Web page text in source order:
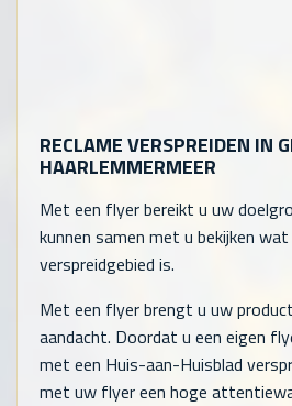
RECLAME VERSPREIDEN IN
HAARLEMMERMEER
Met een flyer bereikt u uw
kunnen samen met u bekijken
verspreidgebied is.
Met een flyer brengt u uw
aandacht. Doordat u een eigen
met een Huis-aan-Huisblad
met uw flyer een hoge